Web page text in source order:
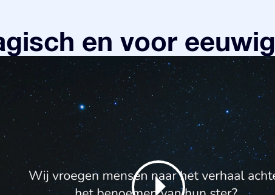
en voor eeuwig